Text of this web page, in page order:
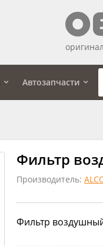
Автозапчасти
Фильтр
Производитель:
Фильтр